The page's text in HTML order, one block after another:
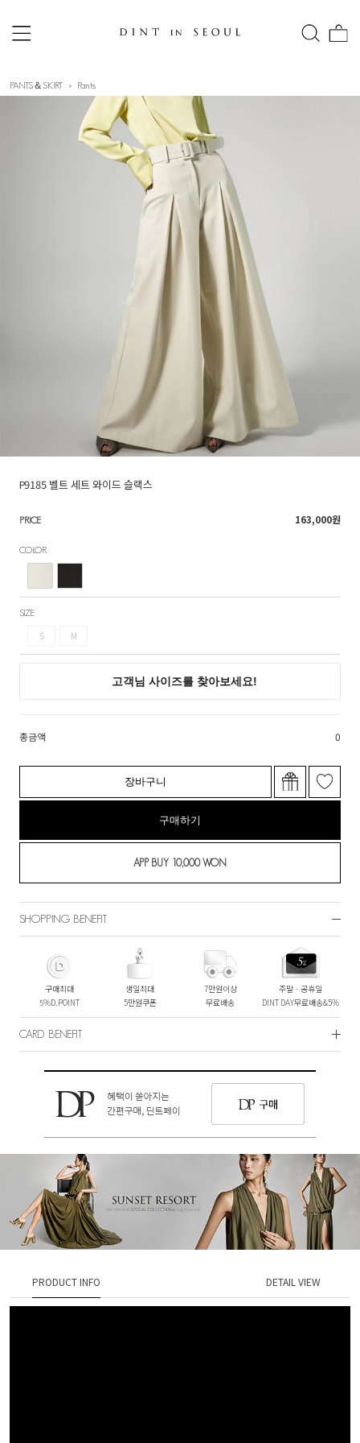
PANTS＆SKIRT Pants
P9185 벨트 세트 와이드 슬랙스
PRICE 163,000원
COLOR
SIZE
S M
총금액 0
장바구니
구매하기
SHOPPING BENEFIT
구매최대
5%D.POINT
생일최대
5만원쿠폰
7만원이상
무료배송
주말ㆍ공휴일
DINT DAY무료배송&5%
CARD BENEFIT
PRODUCT INFO DETAIL VIEW